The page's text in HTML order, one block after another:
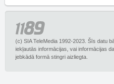
(c) SIA TeleMedia 1992-2023. Šīs datu
iekļautās informācijas, vai informācijas
jebkādā formā stingri aizliegta.